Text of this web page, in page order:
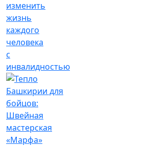
изменить
жизнь
каждого
человека
с
инвалидностью